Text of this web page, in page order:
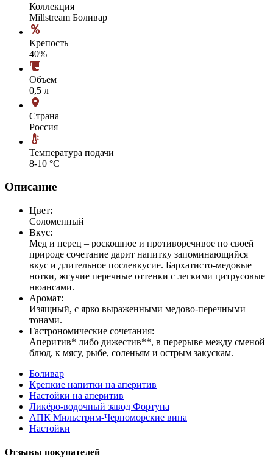
Коллекция
Millstream Боливар
Крепость
40%
Объем
0,5 л
Страна
Россия
Температура подачи
8-10 °С
Описание
Цвет:
Соломенный
Вкус:
Мед и перец – роскошное и противоречивое по своей
природе сочетание дарит напитку запоминающийся
вкус и длительное послевкусие. Бархатисто-медовые
нотки, жгучие перечные оттенки с легкими цитрусовые
нюансами.
Аромат:
Изящный, с ярко выраженными медово-перечными
тонами.
Гастрономические сочетания:
Аперитив* либо дижестив**, в перерыве между сменой
блюд, к мясу, рыбе, соленьям и острым закускам.
Боливар
Крепкие напитки на аперитив
Настойки на аперитив
Ликёро-водочный завод Фортуна
АПК Мильстрим-Черноморские вина
Настойки
Отзывы покупателей